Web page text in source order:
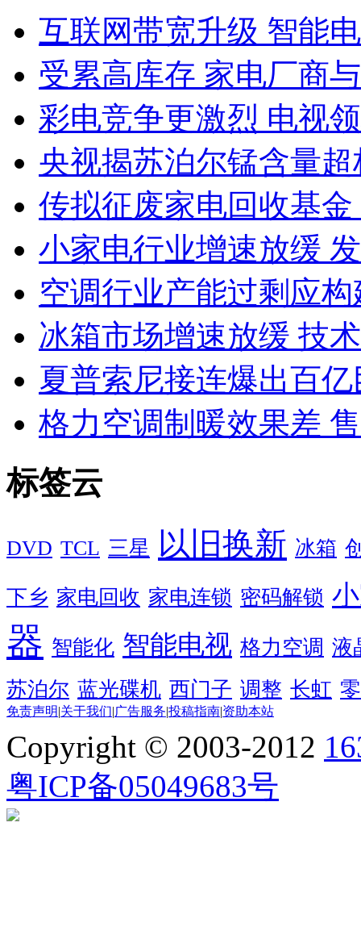
互联网带宽升级 智能
受累高库存 家电厂商
彩电竞争更激烈 电视
央视揭苏泊尔锰含量
传拟征废家电回收基金
小家电行业增速放缓
空调行业产能过剩应
冰箱市场增速放缓 技
夏普索尼接连爆出百
格力空调制暖效果差
标签云
DVD TCL 三星 以旧换新 冰箱
下乡 家电回收 家电连锁 密码解锁
器 智能化 智能电视 格力空调 液
苏泊尔 蓝光碟机 西门子 调整 长虹
免责声明|关于我们|广告服务|投稿指南|资助本站
Copyright © 2003-2012
粤ICP备05049683号